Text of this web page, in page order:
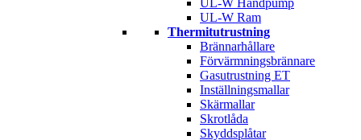
UL-W Ram
Thermitutrustning
Brännarhållare
Förvärmningsbrännare
Gasutrustning ET
Inställningsmallar
Skärmallar
Skrotlåda
Skyddsplåtar